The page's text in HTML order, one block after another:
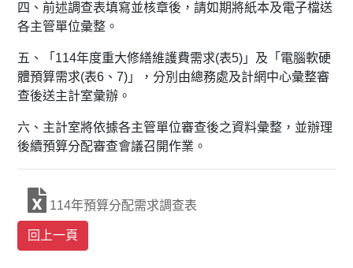
四、前述調查表填寫並核章後，請如期將紙本及電子檔送
各主管單位彙整。
五、「114年度重大修繕維護費需求(表5)」及「 電腦軟硬
體預算需求(表6、7)」，分別由總務處及計網中心彙整審
查後送主計室彙辦。
六、主計室將依據各主管單位審查後之資料彙整， 並辦理
後續預算分配審查會議召開作業。
114年預算分配需求調查表